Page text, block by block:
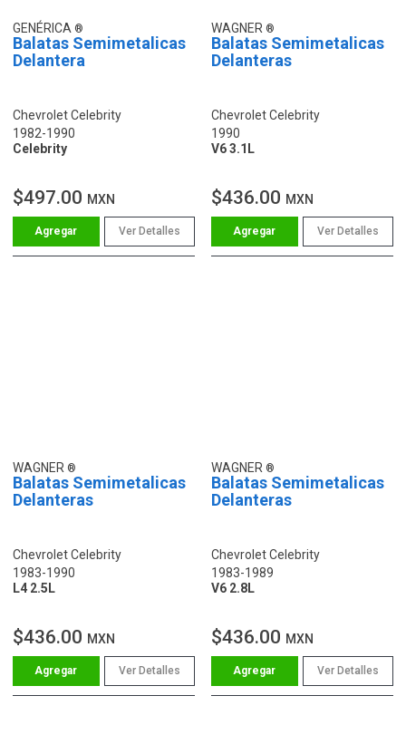
GENÉRICA
Balatas Semimetalicas
Delantera
Chevrolet Celebrity
1982-1990
Celebrity
$497.00 MXN
Ver Detalles
WAGNER
Balatas Semimetalicas
Delanteras
Chevrolet Celebrity
1990
V6 3.1L
$436.00 MXN
Ver Detalles
WAGNER
Balatas Semimetalicas
Delanteras
Chevrolet Celebrity
1983-1990
L4 2.5L
$436.00 MXN
Ver Detalles
WAGNER
Balatas Semimetalicas
Delanteras
Chevrolet Celebrity
1983-1989
V6 2.8L
$436.00 MXN
Ver Detalles